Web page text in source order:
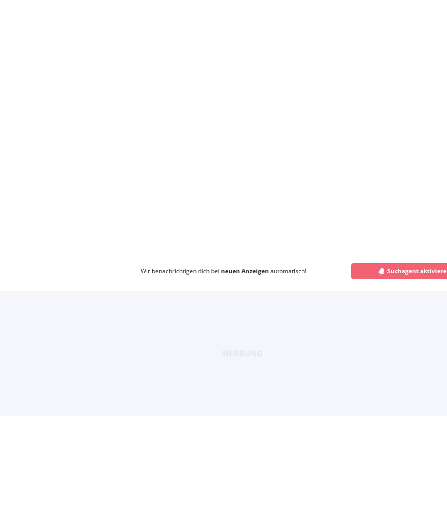
Wir benachrichtigen dich bei neuen Anzeigen automatisch! Suchagent